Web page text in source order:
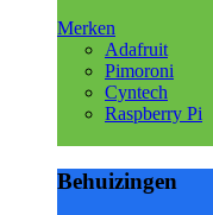
Merken
Adafruit
Pimoroni
Cyntech
Raspberry Pi
Behuizingen